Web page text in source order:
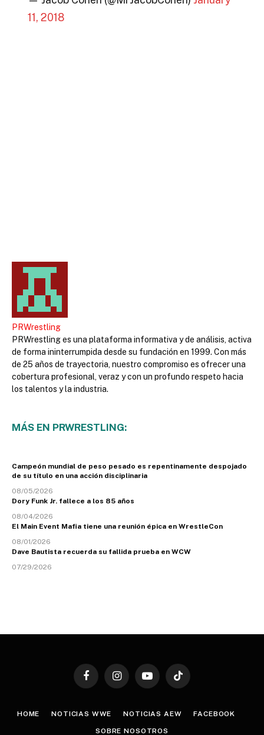
11, 2018
PRWrestling
PRWrestling es una plataforma informativa y de análisis, activa
de forma ininterrumpida desde su fundación en 1999. Con más
de 25 años de trayectoria, nuestro compromiso es ofrecer una
cobertura profesional, veraz y con un profundo respeto hacia
los talentos y la industria.
MÁS EN PRWRESTLING:
Campeón mundial de peso pesado es repentinamente despojado
de su título en una acción disciplinaria
08/05/2026
Dory Funk Jr. fallece a los 85 años
08/04/2026
El Main Event Mafia tiene una reunión épica en WrestleCon
08/01/2026
Dave Bautista recuerda su fallida prueba en WCW
07/29/2026
FacebookInstagramYouTubeTikTok
HOME NOTICIAS WWE NOTICIAS AEW FACEBOOK
SOBRE NOSOTROS